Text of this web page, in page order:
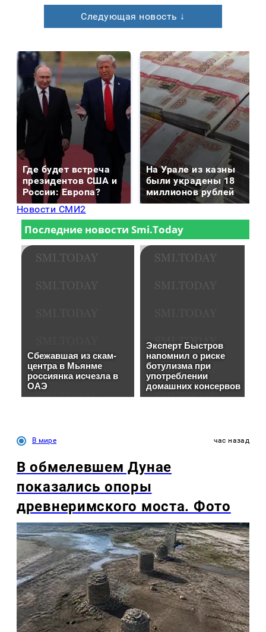
Следующая новость ↓
Где будет встреча
президентов США и
России: Европа?
На Урале из казны
были украдены 18
миллионов рублей
Новости СМИ2
В мире час назад
В обмелевшем Дунае
показались опоры
древнеримского моста. Фото